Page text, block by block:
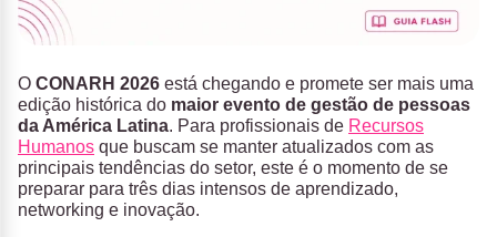
O CONARH 2026 está chegando e promete ser mais uma
edição histórica do maior evento de gestão de pessoas
da América Latina. Para profissionais de Recursos
Humanos que buscam se manter atualizados com as
principais tendências do setor, este é o momento de se
preparar para três dias intensos de aprendizado,
networking e inovação.